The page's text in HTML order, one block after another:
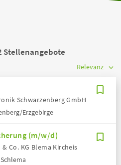
Stellenangebote
Schwarzenberg GmbH
Erzgebirge
(m/w/d)
Co. KG Blema Kircheis